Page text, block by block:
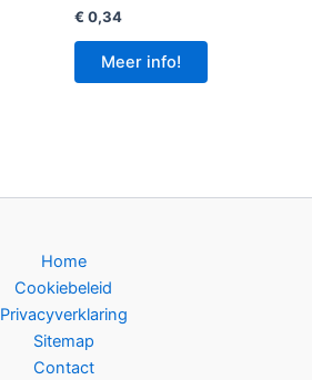
€ 0,34
Meer info!
Home
Cookiebeleid
Privacyverklaring
Sitemap
Contact